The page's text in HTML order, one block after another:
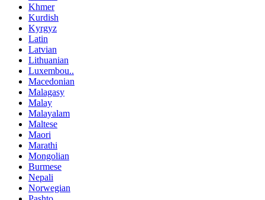
Khmer
Kurdish
Kyrgyz
Latin
Latvian
Lithuanian
Luxembou..
Macedonian
Malagasy
Malay
Malayalam
Maltese
Maori
Marathi
Mongolian
Burmese
Nepali
Norwegian